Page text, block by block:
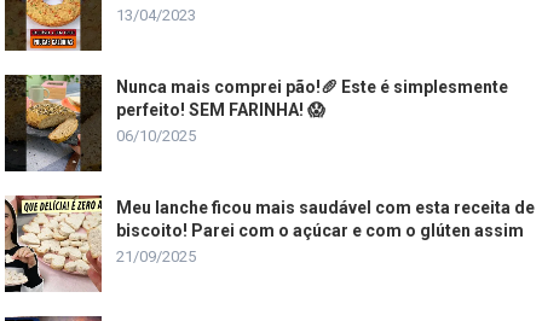
13/04/2023
Nunca mais comprei pão!🥖 Este é simplesmente
perfeito! SEM FARINHA! 😱
06/10/2025
Meu lanche ficou mais saudável com esta receita de
biscoito! Parei com o açúcar e com o glúten assim
21/09/2025